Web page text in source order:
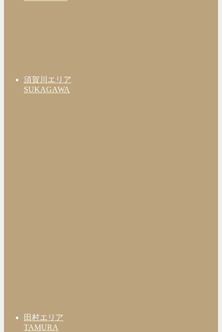
須賀川エリア
SUKAGAWA
田村エリア
TAMURA